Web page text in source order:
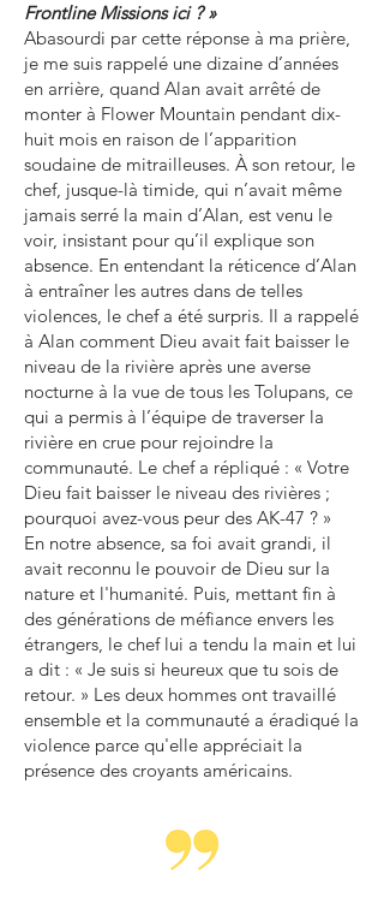
Frontline Missions ici ? »
Abasourdi par cette réponse à ma prière,
je me suis rappelé une dizaine d’années
en arrière, quand Alan avait arrêté de
monter à Flower Mountain pendant dix-
huit mois en raison de l’apparition
soudaine de mitrailleuses. À son retour, le
chef, jusque-là timide, qui n’avait même
jamais serré la main d’Alan, est venu le
voir, insistant pour qu’il explique son
absence. En entendant la réticence d’Alan
à entraîner les autres dans de telles
violences, le chef a été surpris. Il a rappelé
à Alan comment Dieu avait fait baisser le
niveau de la rivière après une averse
nocturne à la vue de tous les Tolupans, ce
qui a permis à l’équipe de traverser la
rivière en crue pour rejoindre la
communauté. Le chef a répliqué : « Votre
Dieu fait baisser le niveau des rivières ;
pourquoi avez-vous peur des AK-47 ? »
En notre absence, sa foi avait grandi, il
avait reconnu le pouvoir de Dieu sur la
nature et l'humanité. Puis, mettant fin à
des générations de méfiance envers les
étrangers, le chef lui a tendu la main et lui
a dit : « Je suis si heureux que tu sois de
retour. » Les deux hommes ont travaillé
ensemble et la communauté a éradiqué la
violence parce qu'elle appréciait la
présence des croyants américains.